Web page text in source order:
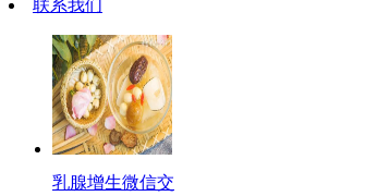
联系我们
乳腺增生微信交